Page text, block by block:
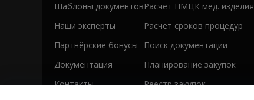
Шаблоны документов
Наши эксперты
Партнёрские бонусы
Документация
Контакты
Расчет НМЦК мед. изделия
Расчет сроков процедур
Поиск документации
Планирование закупок
Реестр закупок